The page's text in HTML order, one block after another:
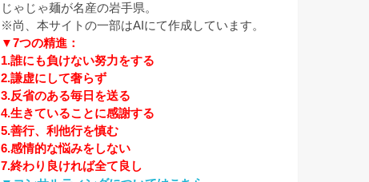
じゃじゃ麺が名産の岩手県。
※尚、本サイトの一部はAIにて作成しています。
▼7つの精進：
1.誰にも負けない努力をする
2.謙虚にして奢らず
3.反省のある毎日を送る
4.生きていることに感謝する
5.善行、利他行を慎む
6.感情的な悩みをしない
7.終わり良ければ全て良し